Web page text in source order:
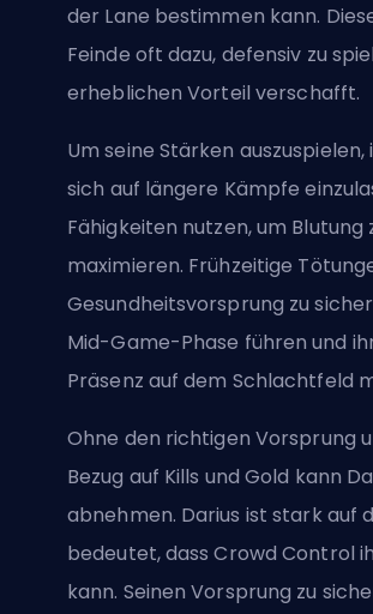
der Lane bestimmen kann.
Feinde oft dazu, defensiv zu
erheblichen Vorteil verschafft.
Um seine Stärken
sich auf längere Kämpfe
Fähigkeiten nutzen, um
maximieren. Frühzeitige
Gesundheitsvorsprung zu
Mid-Game-Phase führen und
Präsenz auf dem Schlachtfeld
Ohne den richtigen Vorsprung
Bezug auf Kills und Gold kann
abnehmen. Darius ist stark auf
bedeutet, dass Crowd Control
kann. Seinen Vorsprung zu